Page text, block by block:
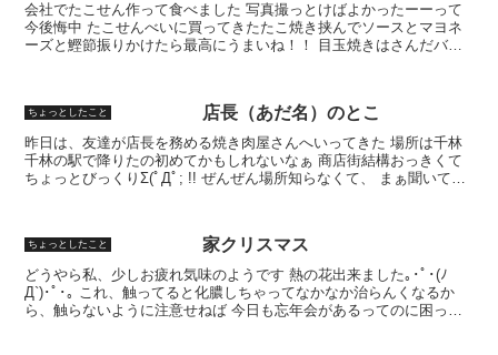
会社でたこせん作って食べました 写真撮っとけばよかったーーって
今後悔中 たこせんべいに買ってきたたこ焼き挟んでソースとマヨネ
ーズと鰹節振りかけたら最高にうまいね！！ 目玉焼きはさんだバー
ちょっとしたこと 店長（あだ名）のとこ
昨日は、友達が店長を務める焼き肉屋さんへいってきた 場所は千林
千林の駅で降りたの初めてかもしれないなぁ 商店街結構おっきくて
ちょっとびっくりΣ(ﾟДﾟ; !! ぜんぜん場所知らなくて、 まぁ聞いてて
ちょっとしたこと 家クリスマス
どうやら私、少しお疲れ気味のようです 熱の花出来ました｡･ﾟ･(ﾉ
Д`)･ﾟ･｡ これ、触ってると化膿しちゃってなかなか治らんくなるか
ら、触らないように注意せねば 今日も忘年会があるってのに困った